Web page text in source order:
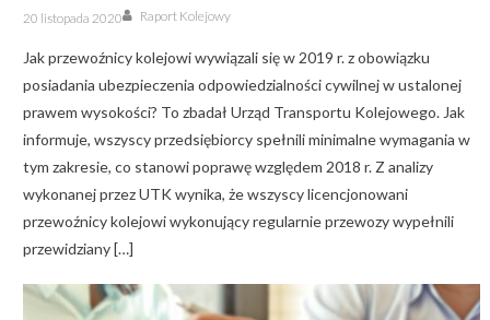
Posted
on
20 listopada 2020 Author
Raport Kolejowy
Jak przewoźnicy kolejowi wywiązali się w 2019 r. z obowiązku
posiadania ubezpieczenia odpowiedzialności cywilnej w ustalonej
prawem wysokości? To zbadał Urząd Transportu Kolejowego. Jak
informuje, wszyscy przedsiębiorcy spełnili minimalne wymagania w
tym zakresie, co stanowi poprawę względem 2018 r. Z analizy
wykonanej przez UTK wynika, że wszyscy licencjonowani
przewoźnicy kolejowi wykonujący regularnie przewozy wypełnili
przewidziany […]